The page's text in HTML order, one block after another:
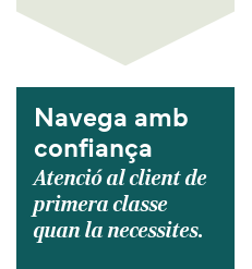
Navega amb
confiança
Atenció al client de
primera classe
quan la necessites.